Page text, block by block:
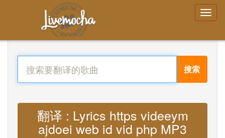
搜索
翻译 : Lyrics https videeym
ajdoei web id vid php MP3